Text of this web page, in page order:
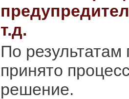
т.д.
По результатам
принято
решение.